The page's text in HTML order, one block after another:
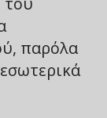
παρόλα